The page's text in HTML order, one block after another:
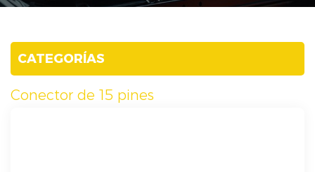
CATEGORÍAS
Conector de 15 pines